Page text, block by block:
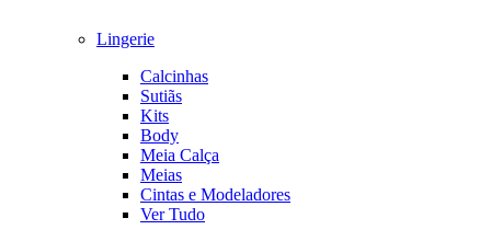
Lingerie
Calcinhas
Sutiãs
Kits
Body
Meia Calça
Meias
Cintas e Modeladores
Ver Tudo